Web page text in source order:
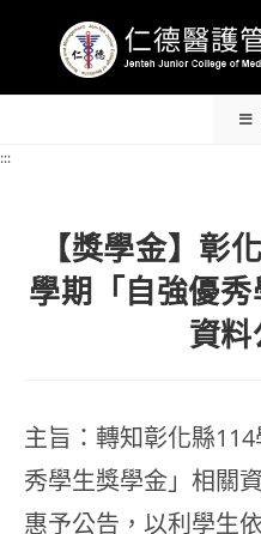
:::
【獎學金】彰
學期「自強優
資料
主旨：轉知彰化縣
秀學生獎學金」相關
惠予公告，以利學生